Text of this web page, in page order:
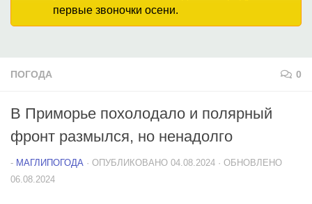
первые звоночки осени.
ПОГОДА 0
В Приморье похолодало и полярный
фронт размылся, но ненадолго
- МАГЛИПОГОДА · ОПУБЛИКОВАНО 04.08.2024 · ОБНОВЛЕНО
06.08.2024